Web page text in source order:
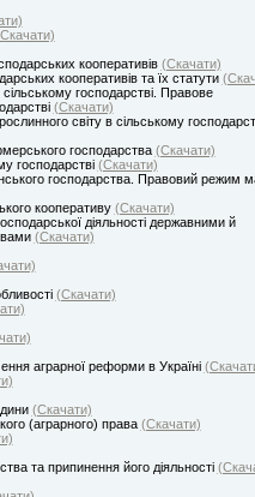
кооперативів (Скачати)
кооперативів та їх статути
господарстві. Правове
(Скачати)
світу в сільському
господарства (Скачати)
господарстві (Скачати)
господарства. Правовий режим
кооперативу (Скачати)
діяльності державними й
(Скачати)
(Скачати)
аграрної реформи в Україні
(Скачати)
(аграрного) права (Скачати)
та припинення його діяльності